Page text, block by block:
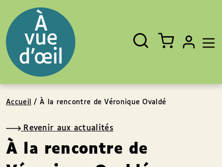
Fermer
Rechercher
un
livre,
un
auteur,
un
EAN
Accueil /À la rencontre de Véronique Ovaldé
Revenir aux actualités
À la rencontre de